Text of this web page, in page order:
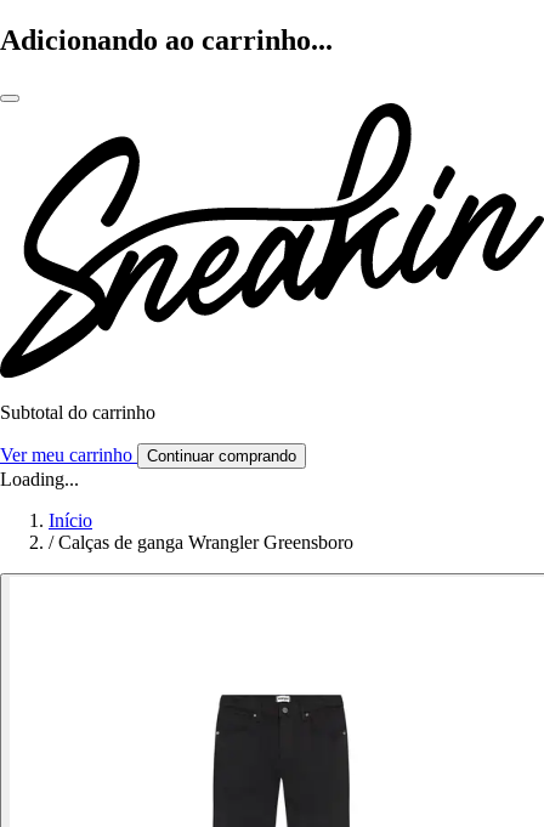
Adicionando ao carrinho...
Subtotal do carrinho
Ver meu carrinho Continuar comprando
Loading...
Início
/ Calças de ganga Wrangler Greensboro